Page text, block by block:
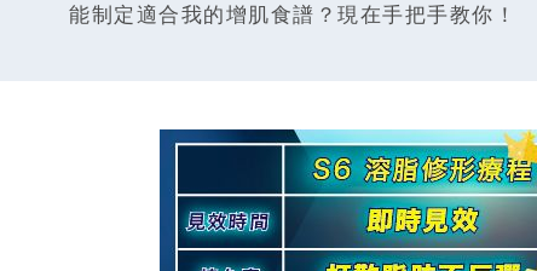
能制定適合我的增肌食譜？現在手把手教你！